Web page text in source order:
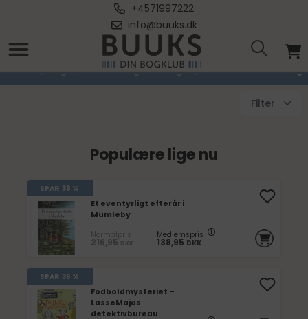
+4571997222
info@buuks.dk
Serier For Børn & Unge
Forside / Bøger / Børne & Ungdomsbøger / Serier For Børn & Unge
Filter
Populære lige nu
SPAR 36 %
Et eventyrligt efterår i
Mumleby
Normalpris
216,95 DKK
Medlemspris
138,95 DKK
SPAR 36 %
Fodboldmysteriet –
LasseMajas
detektivbureau